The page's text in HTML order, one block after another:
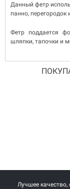
Данный фетр
панно, перегородок
Фетр поддается
шляпки, тапочки и
Лучшее качество,